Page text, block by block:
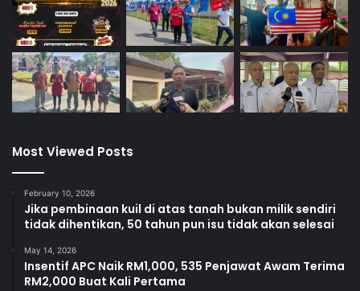
Most Viewed Posts
February 10, 2026
Jika pembinaan kuil di atas tanah bukan milik sendiri
tidak dihentikan, 50 tahun pun isu tidak akan selesai
May 14, 2026
Insentif APC Naik RM1,000, 535 Penjawat Awam Terima
RM2,000 Buat Kali Pertama